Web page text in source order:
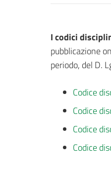
I codici
pubblicazione
periodo, del D.
Codice
Codice
Codice
Codice